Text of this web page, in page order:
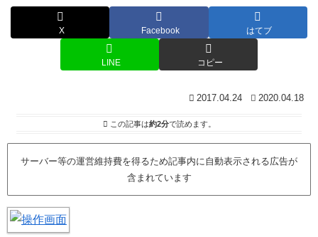
X Facebook はてブ
LINE コピー
2017.04.24 2020.04.18
この記事は約2分で読めます。
サーバー等の運営維持費を得るため記事内に自動表示される広告が
含まれています